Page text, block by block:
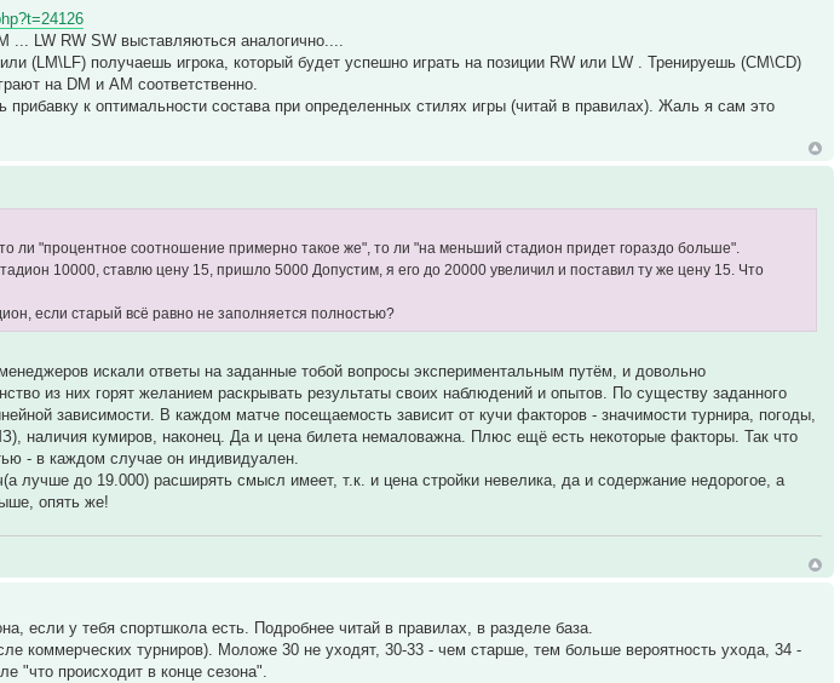
... LW RW SW выставляються аналогично....
(LM\LF) получаешь игрока, который будет успешно играть на позиции RW или LW . Тренируешь (CM\CD)
на DM и AM соответственно.
прибавку к оптимальности состава при определенных стилях игры (читай в правилах). Жаль я сам это
ли "процентное соотношение примерно такое же", то ли "на меньший стадион придет гораздо больше".
10000, ставлю цену 15, пришло 5000 Допустим, я его до 20000 увеличил и поставил ту же цену 15. Что
если старый всё равно не заполняется полностью?
искали ответы на заданные тобой вопросы экспериментальным путём, и довольно
из них горят желанием раскрывать результаты своих наблюдений и опытов. По существу заданного
зависимости. В каждом матче посещаемость зависит от кучи факторов - значимости турнира, погоды,
наличия кумиров, наконец. Да и цена билета немаловажна. Плюс ещё есть некоторые факторы. Так что
- в каждом случае он индивидуален.
лучше до 19.000) расширять смысл имеет, т.к. и цена стройки невелика, да и содержание недорогое, а
опять же!
если у тебя спортшкола есть. Подробнее читай в правилах, в разделе база.
коммерческих турниров). Моложе 30 не уходят, 30-33 - чем старше, тем больше вероятность ухода, 34 -
"что происходит в конце сезона".